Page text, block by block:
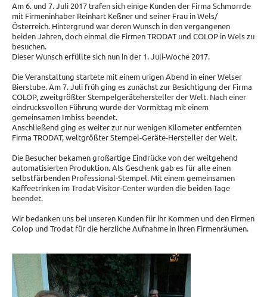
Am 6. und 7. Juli 2017 trafen sich einige Kunden der Firma Schmorrde
mit Firmeninhaber Reinhart Keßner und seiner Frau in Wels/
Österreich. Hintergrund war deren Wunsch in den vergangenen
beiden Jahren, doch einmal die Firmen TRODAT und COLOP in Wels zu
besuchen.
Dieser Wunsch erfüllte sich nun in der 1. Juli-Woche 2017.
Die Veranstaltung startete mit einem urigen Abend in einer Welser
Bierstube. Am 7. Juli früh ging es zunächst zur Besichtigung der Firma
COLOP, zweitgrößter Stempelgerätehersteller der Welt. Nach einer
eindrucksvollen Führung wurde der Vormittag mit einem
gemeinsamen Imbiss beendet.
Anschließend ging es weiter zur nur wenigen Kilometer entfernten
Firma TRODAT, weltgrößter Stempel-Geräte-Hersteller der Welt.
Die Besucher bekamen großartige Eindrücke von der weitgehend
automatisierten Produktion. Als Geschenk gab es für alle einen
selbstfärbenden Professional-Stempel. Mit einem gemeinsamen
Kaffeetrinken im Trodat-Visitor-Center wurden die beiden Tage
beendet.
Wir bedanken uns bei unseren Kunden für ihr Kommen und den Firmen
Colop und Trodat für die herzliche Aufnahme in ihren Firmenräumen.